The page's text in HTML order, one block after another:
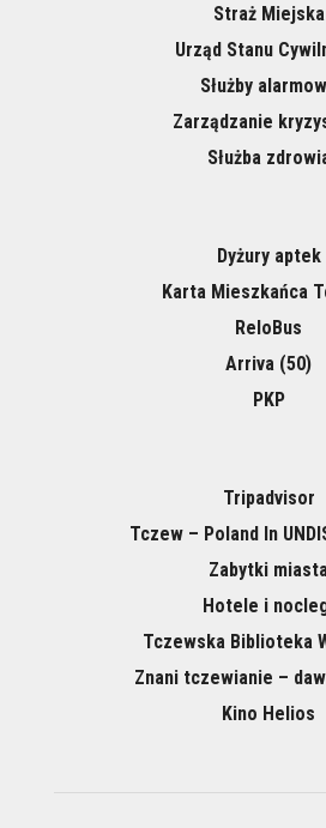
Straż Miejska
Urząd Stanu
Służby
Zarządzanie
Służba
Dyżury aptek
Karta Mieszkańca
ReloBus
Arriva (50)
PKP
Tripadvisor
Tczew – Poland In
Zabytki
Hotele i
Tczewska Biblioteka
Znani tczewianie –
Kino Helios